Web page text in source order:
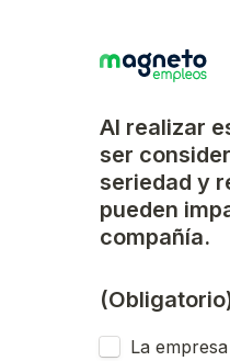
Al realizar
ser
seriedad y
pueden
compañía.
La